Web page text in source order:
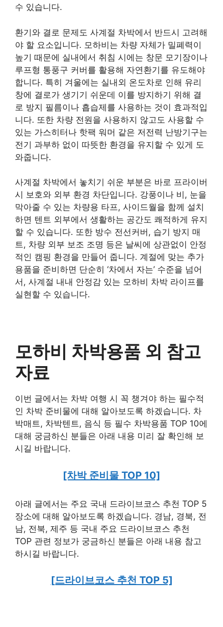
수 있습니다.
환기와 결로 문제도 사계절 차박에서 반드시 고려해
야 할 요소입니다. 모하비는 차량 자체가 밀폐력이
높기 때문에 실내에서 취침 시에는 창문 모기장이나
루프형 통풍구 커버를 활용해 자연환기를 유도해야
합니다. 특히 겨울에는 실내외 온도차로 인해 유리
창에 결로가 생기기 쉬운데 이를 방지하기 위해 결
로 방지 필름이나 흡습제를 사용하는 것이 효과적입
니다. 또한 차량 전원을 사용하지 않고도 사용할 수
있는 가스히터나 핫팩 워머 같은 저전력 난방기구는
전기 과부하 없이 따뜻한 환경을 유지할 수 있게 도
와줍니다.
사계절 차박에서 놓치기 쉬운 부분은 바로 프라이버
시 보호와 외부 환경 차단입니다. 강풍이나 비, 눈을
막아줄 수 있는 차량용 타프, 사이드월을 함께 설치
하면 텐트 외부에서 생활하는 공간도 쾌적하게 유지
할 수 있습니다. 또한 방수 전선커버, 습기 방지 매
트, 차량 외부 보조 조명 등은 날씨에 상관없이 안정
적인 캠핑 환경을 만들어 줍니다. 계절에 맞는 추가
용품을 준비하면 단순히 ‘차에서 자는’ 수준을 넘어
서, 사계절 내내 안정감 있는 모하비 차박 라이프를
실현할 수 있습니다.
모하비 차박용품 외 참고
자료
이번 글에서는 차박 여행 시 꼭 챙겨야 하는 필수적
인 차박 준비물에 대해 알아보도록 하겠습니다. 차
박매트, 차박텐트, 음식 등 필수 차박용품 TOP 10에
대해 궁금하신 분들은 아래 내용 미리 잘 확인해 보
시길 바랍니다.
[차박 준비물 TOP 10]
아래 글에서는 주요 국내 드라이브코스 추천 TOP 5
장소에 대해 알아보도록 하겠습니다. 경남, 경북, 전
남, 전북, 제주 등 국내 주요 드라이브코스 추천
TOP 관련 정보가 궁금하신 분들은 아래 내용 참고
하시길 바랍니다.
[드라이브코스 추천 TOP 5]